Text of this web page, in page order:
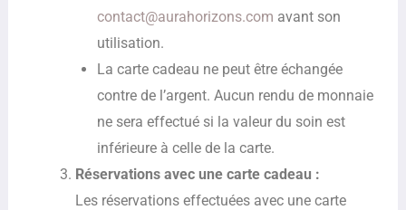
contact@aurahorizons.com avant son
utilisation.
La carte cadeau ne peut être échangée
contre de l’argent. Aucun rendu de monnaie
ne sera effectué si la valeur du soin est
inférieure à celle de la carte.
Réservations avec une carte cadeau :
Les réservations effectuées avec une carte